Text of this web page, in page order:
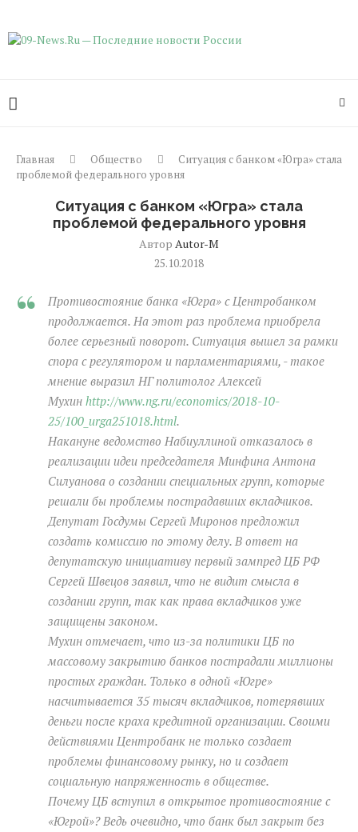
Главная Общество
Ситуация с банком «Югра» стала
проблемой федерального уровня
Ситуация с банком «Югра» стала
проблемой федерального уровня
Автор Autor-M
25.10.2018
Противостояние банка «Югра» с Центробанком
продолжается. На этот раз проблема приобрела
более серьезный поворот. Ситуация вышел за рамки
спора с регулятором и парламентариями, - такое
мнение выразил НГ политолог Алексей
Мухин http://www.ng.ru/economics/2018-10-
25/100_urga251018.html.
Накануне ведомство Набиуллиной отказалось в
реализации идеи председателя Минфина Антона
Силуанова о создании специальных групп, которые
решали бы проблемы пострадавших вкладчиков.
Депутат Госдумы Сергей Миронов предложил
создать комиссию по этому делу. В ответ на
депутатскую инициативу первый зампред ЦБ РФ
Сергей Швецов заявил, что не видит смысла в
создании групп, так как права вкладчиков уже
защищены законом.
Мухин отмечает, что из-за политики ЦБ по
массовому закрытию банков пострадали миллионы
простых граждан. Только в одной «Югре»
насчитывается 35 тысяч вкладчиков, потерявших
деньги после краха кредитной организации. Своими
действиями Центробанк не только создает
проблемы финансовому рынку, но и создает
социальную напряженность в обществе.
Почему ЦБ вступил в открытое противостояние с
«Югрой»? Ведь очевидно, что банк был закрыт без